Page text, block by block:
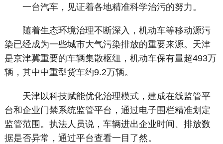
一台汽车，见证着各地精准科学治污的努力。
随着生态环境治理不断深入，机动车等移动源污
染已经成为一些城市大气污染排放的重要来源。天津
是京津冀重要的车辆集散枢纽，机动车保有量超493万
辆，其中中重型货车约9.2万辆。
天津以科技赋能优化治理模式，建成在线监管平
台和企业门禁系统监管平台，通过电子围栏精准划定
监管范围。执法人员说，车辆进出企业时间、排放数
据是否异常，通过平台查看一目了然。